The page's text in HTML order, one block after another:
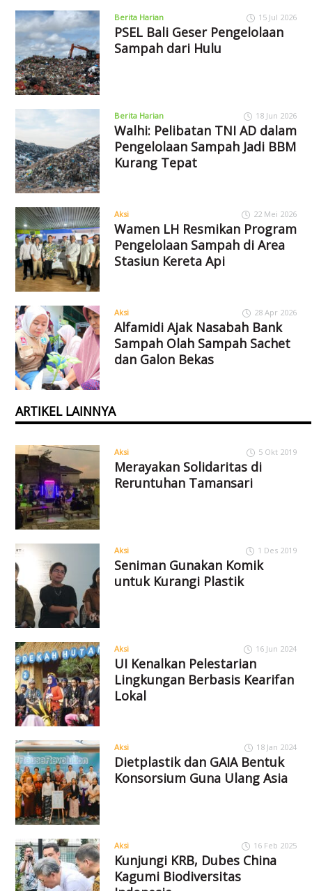
Berita Harian 15 Jul 2026
PSEL Bali Geser Pengelolaan
Sampah dari Hulu
Berita Harian 18 Jun 2026
Walhi: Pelibatan TNI AD dalam
Pengelolaan Sampah Jadi BBM
Kurang Tepat
Aksi 22 Mei 2026
Wamen LH Resmikan Program
Pengelolaan Sampah di Area
Stasiun Kereta Api
Aksi 28 Apr 2026
Alfamidi Ajak Nasabah Bank
Sampah Olah Sampah Sachet
dan Galon Bekas
ARTIKEL LAINNYA
Aksi 5 Okt 2019
Merayakan Solidaritas di
Reruntuhan Tamansari
Aksi 1 Des 2019
Seniman Gunakan Komik
untuk Kurangi Plastik
Aksi 16 Jun 2024
UI Kenalkan Pelestarian
Lingkungan Berbasis Kearifan
Lokal
Aksi 18 Jan 2024
Dietplastik dan GAIA Bentuk
Konsorsium Guna Ulang Asia
Aksi 16 Feb 2025
Kunjungi KRB, Dubes China
Kagumi Biodiversitas